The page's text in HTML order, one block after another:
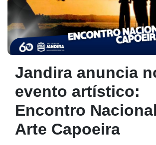
Jandira anuncia
evento artístico:
Encontro
Arte Capoeira